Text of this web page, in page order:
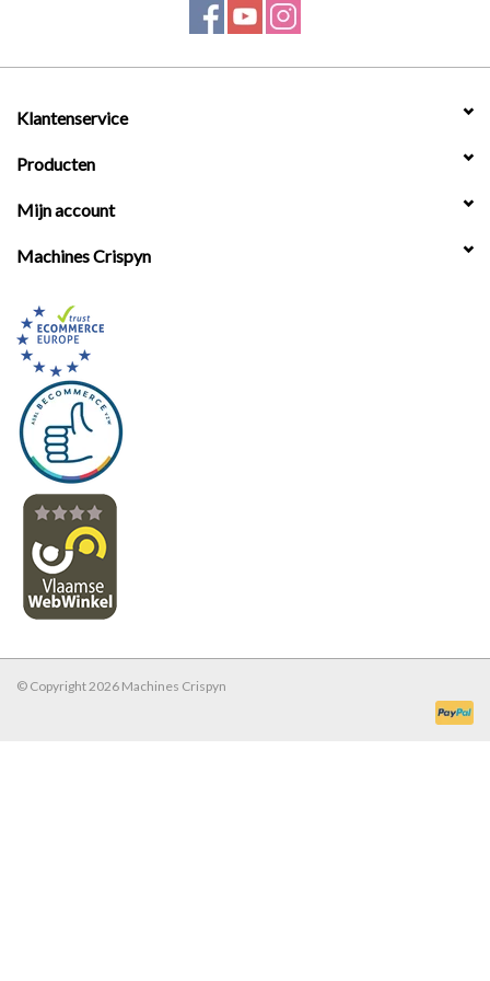
Machines |
Cadeaubonnen &
Relatiegeschenken |
Onderdelen |
Oliën & Smeermiddelen |
TIPS & KENNIS
Klantenservice
Producten
Mijn account
Machines Crispyn
© Copyright 2026 Machines Crispyn